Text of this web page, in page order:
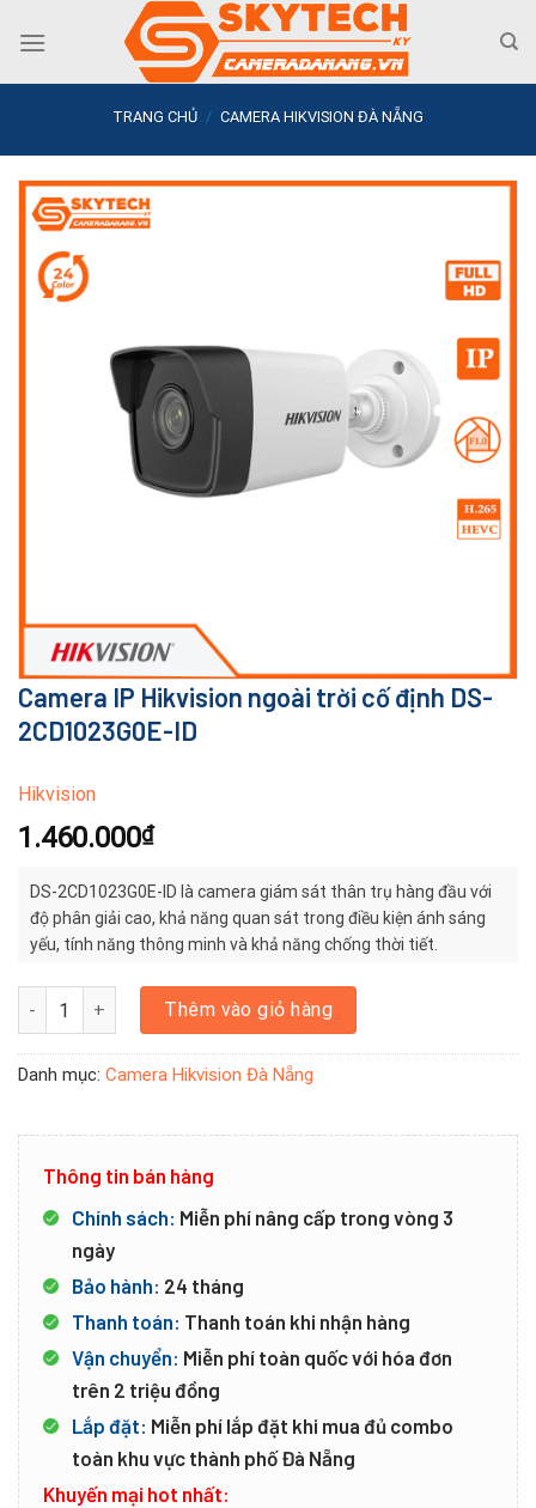
TRANG CHỦ / CAMERA HIKVISION ĐÀ NẴNG
Camera IP Hikvision ngoài trời cố định DS-
2CD1023G0E-ID
Hikvision
1.460.000₫
DS-2CD1023G0E-ID là camera giám sát thân trụ hàng đầu với
độ phân giải cao, khả năng quan sát trong điều kiện ánh sáng
yếu, tính năng thông minh và khả năng chống thời tiết.
Camera IP Hikvision ngoài trời cố định DS-2CD1023G0E-ID số
Thêm vào giỏ hàng
Danh mục: Camera Hikvision Đà Nẵng
Thông tin bán hàng
Chính sách: Miễn phí nâng cấp trong vòng 3
ngày
Bảo hành: 24 tháng
Thanh toán: Thanh toán khi nhận hàng
Vận chuyển: Miễn phí toàn quốc với hóa đơn
trên 2 triệu đồng
Lắp đặt: Miễn phí lắp đặt khi mua đủ combo
toàn khu vực thành phố Đà Nẵng
Khuyến mại hot nhất: